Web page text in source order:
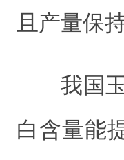
且产量保
我国
白含量能